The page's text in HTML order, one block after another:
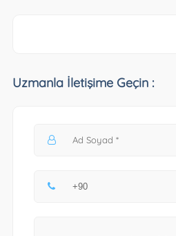
Uzmanla İletişime Geçin :